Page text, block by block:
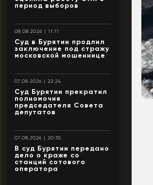
период выборов
08.08.2026 | 11:11
Суд в Бурятии продлил
заключение под стражу
московской мошеннице
07.08.2026 | 22:24
Суд Бурятии прекратил
полномочия
председателя Совета
депутатов
07.08.2026 | 20:35
В суд Бурятии передано
дело о краже со
станций сотового
оператора